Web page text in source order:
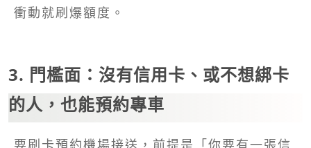
衝動就刷爆額度。
3. 門檻面：沒有信用卡、或不想綁卡
的人，也能預約專車